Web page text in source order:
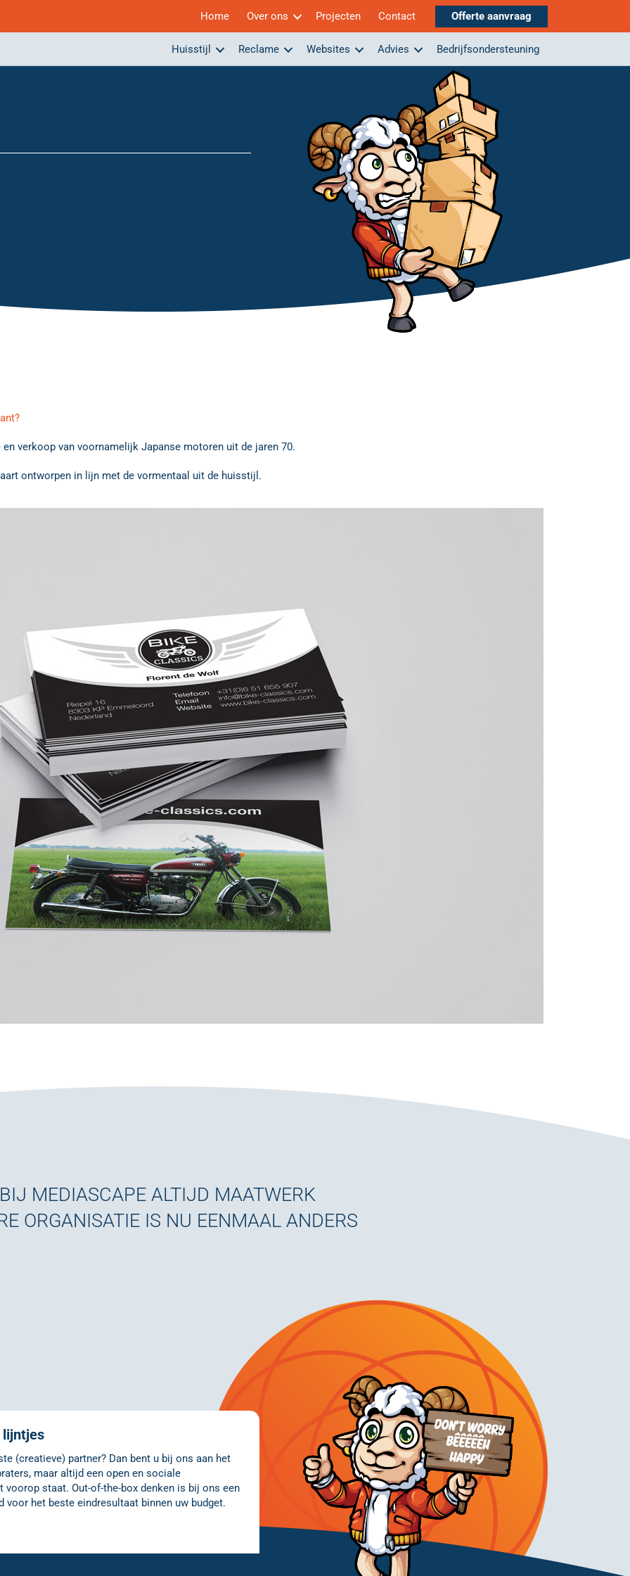
Home Over ons Projecten Contact Offerte aanvraag
Huisstijl Reclame Websites Advies Bedrijfsondersteuning
verkoop van voornamelijk Japanse motoren uit de jaren 70.
ontworpen in lijn met de vormentaal uit de huisstijl.
BIJ MEDIASCAPE ALTIJD MAATWERK
ORGANISATIE IS NU EENMAAL ANDERS
lijntjes
(creatieve) partner? Dan bent u bij ons aan het
maar altijd een open en sociale
staat. Out-of-the-box denken is bij ons een
voor het beste eindresultaat binnen uw budget.